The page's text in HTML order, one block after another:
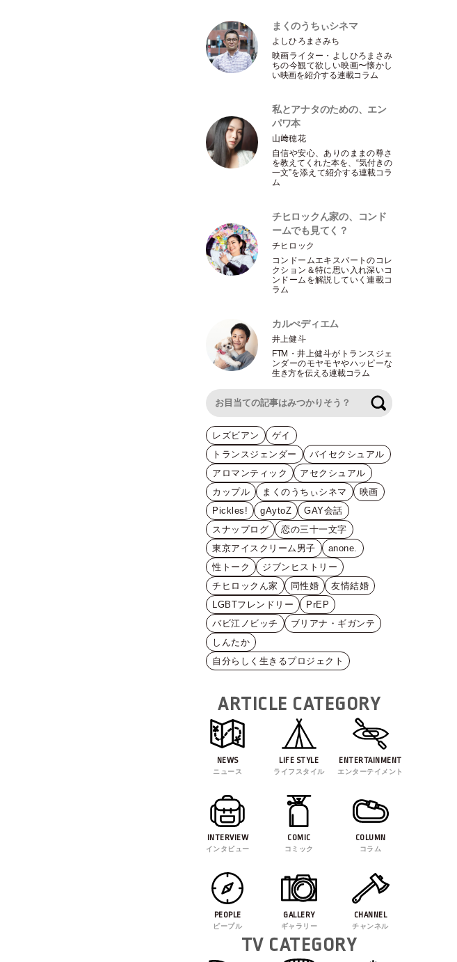
まくのうちぃシネマ
よしひろまさみち
映画ライター ・ よしひろまさみ
ちの今観て欲しい映画〜懐かし
い映画を紹介する連載コラム
私とアナタのための、エン
パワ本
山﨑穂花
自信や安心、ありのままの尊さ
を教えてくれた本を、“気付きの
一文”を添えて紹介する連載コラ
ム
チヒロックん家の、コンド
ームでも見てく？
チヒロック
コンドームエキスパートのコレ
クション＆特に思い入れ深いコ
ンドームを解説していく連載コ
ラム
カルぺディエム
井上健斗
FTM ・井上健斗がトランスジェ
ンダーのモヤモヤやハッピーな
生き方を伝える連載コラム
レズビアン
ゲイ
トランスジェンダー
バイセクシュアル
アロマンティック
アセクシュアル
カップル
まくのうちぃシネマ
映画
Pickles!
gAytoZ
GAY会話
スナップログ
恋の三十一文字
東京アイスクリーム男子
anone.
性トーク
ジブンヒストリー
チヒロックん家
同性婚
友情結婚
LGBTフレンドリー
PrEP
バビ江ノビッチ
ブリアナ・ギガンテ
しんたか
自分らしく生きるプロジェクト
ARTICLE CATEGORY
NEWS
ニュース
LIFE STYLE
ライフスタイル
ENTERTAINMENT
エンターテイメント
INTERVIEW
インタビュー
COMIC
コミック
COLUMN
コラム
PEOPLE
ピープル
GALLERY
ギャラリー
CHANNEL
チャンネル
TV CATEGORY